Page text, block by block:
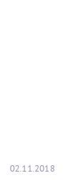
02.11.2018